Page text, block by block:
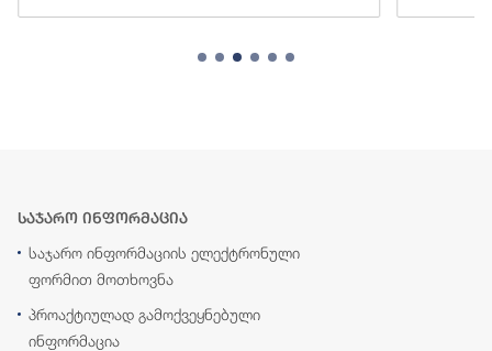
საჯარო ინფორმაცია
საჯარო ინფორმაციის ელექტრონული
ფორმით მოთხოვნა
პროაქტიულად გამოქვეყნებული
ინფორმაცია